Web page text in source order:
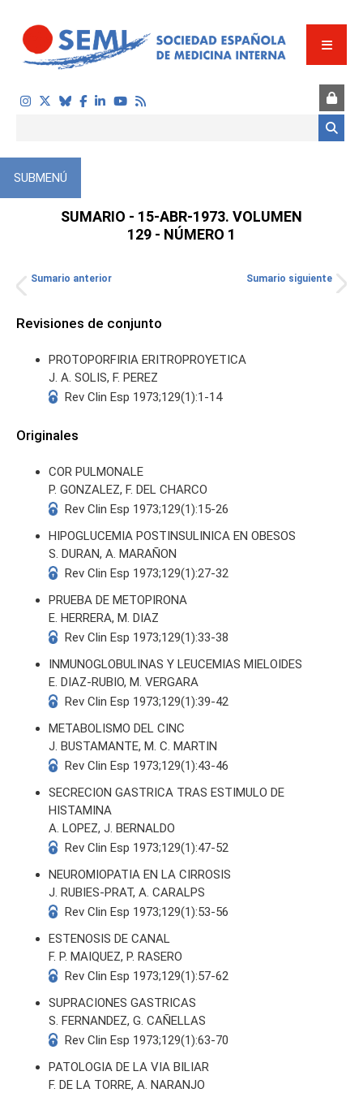
SUMARIO - 15-ABR-1973. VOLUMEN
129 - NÚMERO 1
SUBMENÚ
Sumario anterior Sumario siguiente
Revisiones de conjunto
PROTOPORFIRIA ERITROPROYETICA
J. A. SOLIS, F. PEREZ
Rev Clin Esp 1973;129(1):1-14
Originales
COR PULMONALE
P. GONZALEZ, F. DEL CHARCO
Rev Clin Esp 1973;129(1):15-26
HIPOGLUCEMIA POSTINSULINICA EN OBESOS
S. DURAN, A. MARAÑON
Rev Clin Esp 1973;129(1):27-32
PRUEBA DE METOPIRONA
E. HERRERA, M. DIAZ
Rev Clin Esp 1973;129(1):33-38
INMUNOGLOBULINAS Y LEUCEMIAS MIELOIDES
E. DIAZ-RUBIO, M. VERGARA
Rev Clin Esp 1973;129(1):39-42
METABOLISMO DEL CINC
J. BUSTAMANTE, M. C. MARTIN
Rev Clin Esp 1973;129(1):43-46
SECRECION GASTRICA TRAS ESTIMULO DE
HISTAMINA
A. LOPEZ, J. BERNALDO
Rev Clin Esp 1973;129(1):47-52
NEUROMIOPATIA EN LA CIRROSIS
J. RUBIES-PRAT, A. CARALPS
Rev Clin Esp 1973;129(1):53-56
ESTENOSIS DE CANAL
F. P. MAIQUEZ, P. RASERO
Rev Clin Esp 1973;129(1):57-62
SUPRACIONES GASTRICAS
S. FERNANDEZ, G. CAÑELLAS
Rev Clin Esp 1973;129(1):63-70
PATOLOGIA DE LA VIA BILIAR
F. DE LA TORRE, A. NARANJO